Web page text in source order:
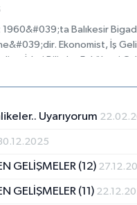
Balıkesir
Ekonomist, İş
ve İdari Bilimler Fakültesi
VIII&#039;de Doktora
Avrupa Birliği Ekonomik
özel sektörde devam
Yayınlanmış çeşitli
Uyarıyorum
GELİŞMELER (12)
GELİŞMELER (11)